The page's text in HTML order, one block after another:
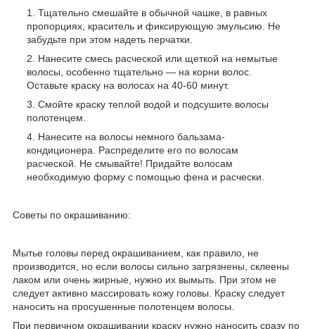
Тщательно смешайте в обычной чашке, в равных
пропорциях, краситель и фиксирующую эмульсию. Не
забудьте при этом надеть перчатки.
Нанесите смесь расческой или щеткой на немытые
волосы, особенно тщательно — на корни волос.
Оставьте краску на волосах на 40-60 минут.
Смойте краску теплой водой и подсушите волосы
полотенцем.
Нанесите на волосы немного бальзама-
кондиционера. Распределите его по волосам
расческой. Не смывайте! Придайте волосам
необходимую форму с помощью фена и расчески.
Советы по окрашиванию:
Мытье головы перед окрашиванием, как правило, не
производится, но если волосы сильно загрязнены, склеены
лаком или очень жирные, нужно их вымыть. При этом не
следует активно массировать кожу головы. Краску следует
наносить на просушенные полотенцем волосы.
При первичном окрашивании краску нужно наносить сразу по